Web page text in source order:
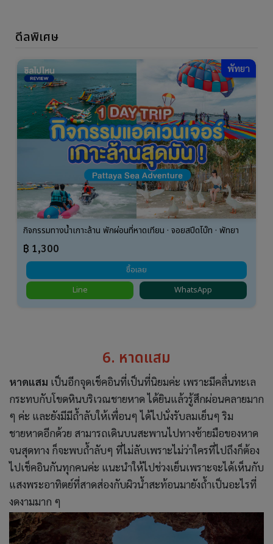
ดีลพิเศษ
พัทยา
กิจกรรมทางน้ำเกาะล้าน พักผ่อนที่หาดเทียน · จอยสปีดโบ๊ท · พัทยา
฿ 1,300
ซื้อเลย
Line
WhatsApp
6. หาดแสม
หาดแสม เป็นอีกจุดเช็คอินที่เป็นที่นิยมค่ะ เพราะมีคลื่นทะเล
กระทบกับโขดหินบริเวณชายหาด ได้ยินแล้วรู้สึกผ่อนคลายมาก
ๆ ค่ะ และยังมีมีถ้ำลับให้เพื่อนๆ ได้ไปนั่งรับลมเย็นๆ ริม
ชายหาดอีกด้วย สามารถเดินบนสะพานไปทางซ้ายมือของหาด
จนสุดทาง ก็จะพบถ้ำลับๆ ที่ไม่ลับเพราะไม่ว่าใครที่ไปถึงก็ต้อง
ไปเช็คอินกันทุกคนค่ะ แนะนำให้ไปช่วงเย็นเพราะจะได้เห็นกับ
แสงพระอาทิตย์ที่สาดส่องกับผิวน้ำสะท้อนมายังถ้ำเป็นอะไรที่
งดงามมาก ๆ